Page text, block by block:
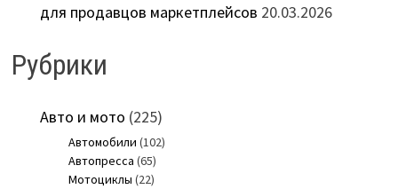
для продавцов маркетплейсов 20.03.2026
Рубрики
Авто и мото (225)
Автомобили (102)
Автопресса (65)
Мотоциклы (22)